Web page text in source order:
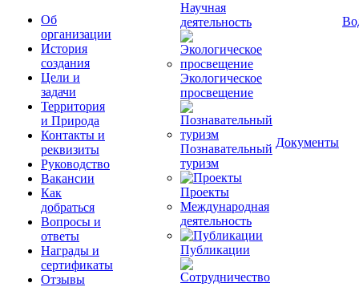
Об
организации
История
создания
Цели и
задачи
Территория
и Природа
Контакты и
реквизиты
Руководство
Вакансии
Как
добраться
Вопросы и
ответы
Награды и
сертификаты
Отзывы
Научная
деятельность
Экологическое
просвещение
Познавательный
туризм
Проекты
Международная
деятельность
Публикации
Документы